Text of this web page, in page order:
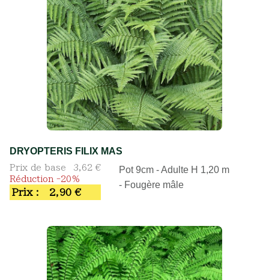
DRYOPTERIS FILIX MAS
Prix de base
3,62 €
Réduction -20%
Prix : 2,90 €
Pot 9cm - Adulte H 1,20 m
- Fougère mâle